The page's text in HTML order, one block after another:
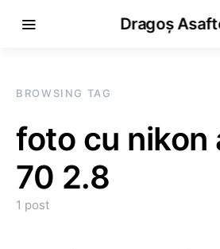
Dragoș
BROWSING TAG
foto cu
70 2.8
1 post